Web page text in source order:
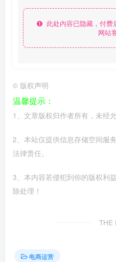
此处内容已隐藏，付费
网站
© 版权声明
温馨提示：
1、文章版权归作者所有，未经
2、本站仅提供信息存储空间服
法律责任。
3、本内容若侵犯到你的版权利
除处理！
THE
电商运营